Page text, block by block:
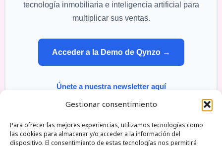
Gestionar consentimiento
Para ofrecer las mejores experiencias, utilizamos tecnologías como
las cookies para almacenar y/o acceder a la información del
dispositivo. El consentimiento de estas tecnologías nos permitirá
tecnología inmobiliaria e inteligencia artificial para
multiplicar sus ventas.
Acceder a la Demo de Qynzo →
Únete a nuestra newsletter aquí